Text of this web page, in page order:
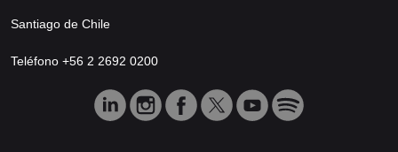
Santiago de Chile
Teléfono +56 2 2692 0200